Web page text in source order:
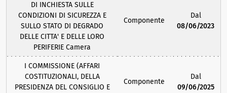
DI INCHIESTA SULLE
CONDIZIONI DI SICUREZZA E
SULLO STATO DI DEGRADO
DELLE CITTA' E DELLE LORO
PERIFERIE Camera
Componente
Dal
08/06/2023
I COMMISSIONE (AFFARI
COSTITUZIONALI, DELLA
PRESIDENZA DEL CONSIGLIO E
Componente
Dal
09/06/2025